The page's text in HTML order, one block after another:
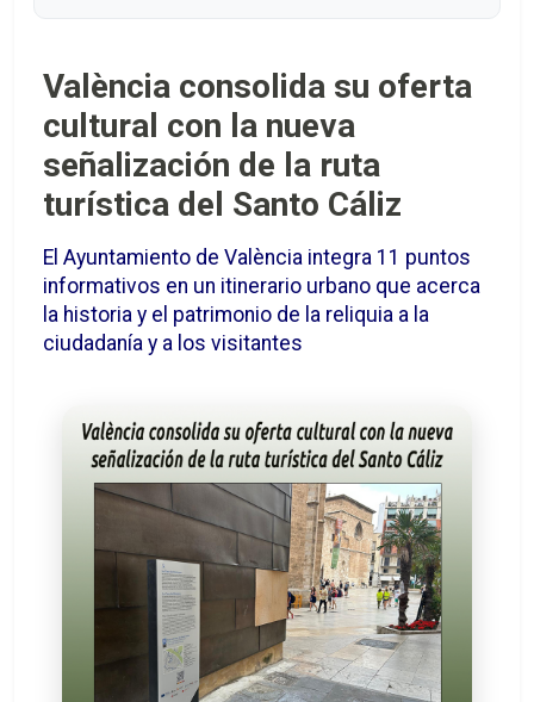
València consolida su oferta
cultural con la nueva
señalización de la ruta
turística del Santo Cáliz
El Ayuntamiento de València integra 11 puntos
informativos en un itinerario urbano que acerca
la historia y el patrimonio de la reliquia a la
ciudadanía y a los visitantes